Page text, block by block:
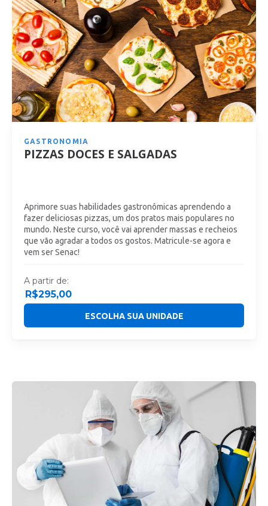
GASTRONOMIA
PIZZAS DOCES E SALGADAS
Aprimore suas habilidades gastronômicas aprendendo a
fazer deliciosas pizzas, um dos pratos mais populares no
mundo. Neste curso, você vai aprender massas e recheios
que vão agradar a todos os gostos. Matricule-se agora e
vem ser Senac!
A partir de:
R$295,00
ESCOLHA SUA UNIDADE